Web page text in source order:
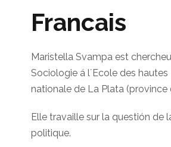
Francais
Maristella Svampa est
Sociologie á l´Ecole des
nationale de La Plata (province
Elle travaille sur la questión
politique.